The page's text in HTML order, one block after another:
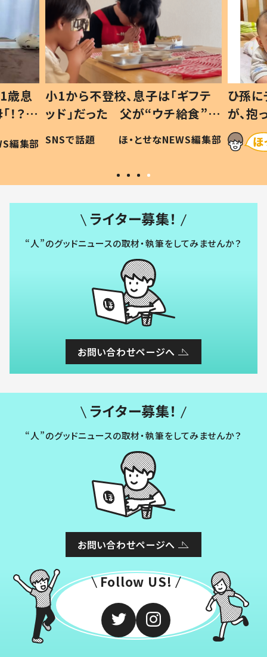
歳息
？」
編集部
小1から不登校、息子は「ギフテ
ッド」だった 父が“ウチ給食”を
作り続ける理由とは #令和の親
#令和の子
SNSで話題 ほ・とせなNEWS編集部
ひ孫
が、
「涙が
い」
ライター募集！
“人”のグッドニュースの取材・執筆をしてみませんか？
お問い合わせページへ
ライター募集！
“人”のグッドニュースの取材・執筆をしてみませんか？
お問い合わせページへ
Follow US!